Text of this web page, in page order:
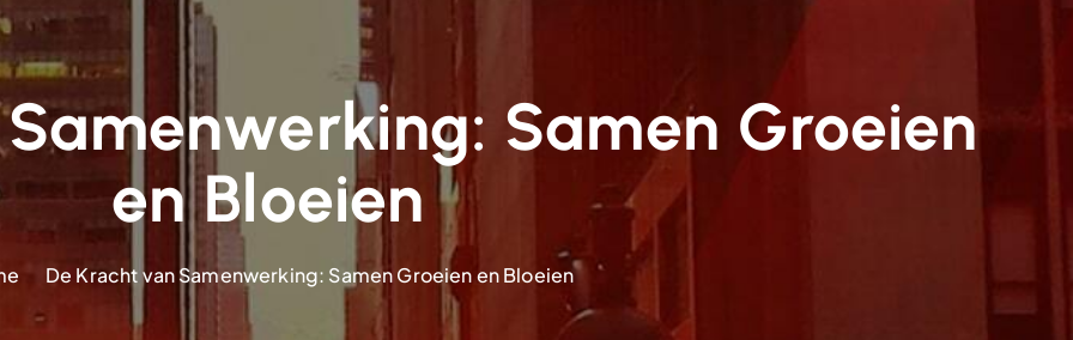
Samen Groeien
en Bloeien
De Kracht van Samenwerking: Samen Groeien en Bloeien